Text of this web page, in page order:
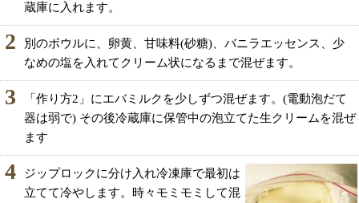
蔵庫に入れます。
2
別のボウルに、卵黄、甘味料(砂糖)、バニラエッセンス、少
なめの塩を入れてクリーム状になるまで混ぜます。
3
「作り方2」にエバミルクを少しずつ混ぜます。(電動泡だて
器は弱で) その後冷蔵庫に保管中の泡立てた生クリームを混ぜ
ます
4
ジップロックに分け入れ冷凍庫で最初は
立てて冷やします。時々モミモミして混